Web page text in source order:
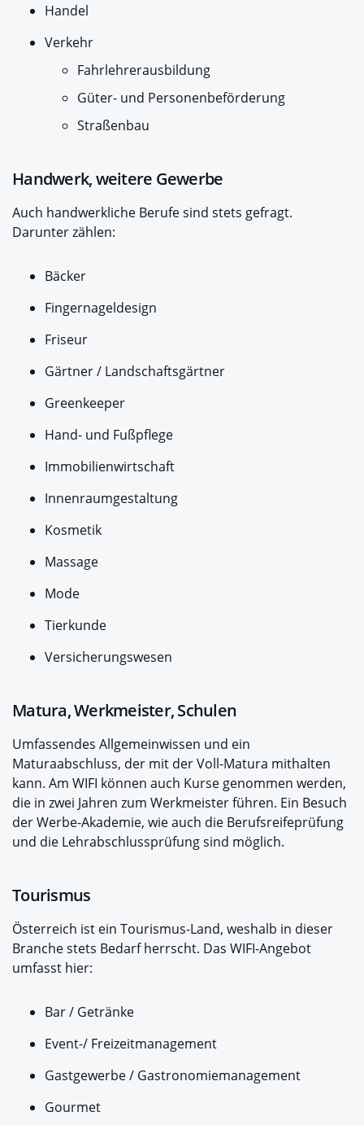
Handel
Verkehr
Fahrlehrerausbildung
Güter- und Personenbeförderung
Straßenbau
Handwerk, weitere Gewerbe
Auch handwerkliche Berufe sind stets gefragt.
Darunter zählen:
Bäcker
Fingernageldesign
Friseur
Gärtner / Landschaftsgärtner
Greenkeeper
Hand- und Fußpflege
Immobilienwirtschaft
Innenraumgestaltung
Kosmetik
Massage
Mode
Tierkunde
Versicherungswesen
Matura, Werkmeister, Schulen
Umfassendes Allgemeinwissen und ein
Maturaabschluss, der mit der Voll-Matura mithalten
kann. Am WIFI können auch Kurse genommen werden,
die in zwei Jahren zum Werkmeister führen. Ein Besuch
der Werbe-Akademie, wie auch die Berufsreifeprüfung
und die Lehrabschlussprüfung sind möglich.
Tourismus
Österreich ist ein Tourismus-Land, weshalb in dieser
Branche stets Bedarf herrscht. Das WIFI-Angebot
umfasst hier:
Bar / Getränke
Event-/ Freizeitmanagement
Gastgewerbe / Gastronomiemanagement
Gourmet